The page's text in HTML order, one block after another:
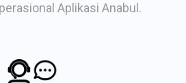
Aplikasi Anabul.